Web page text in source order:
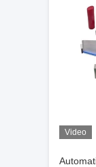
Video